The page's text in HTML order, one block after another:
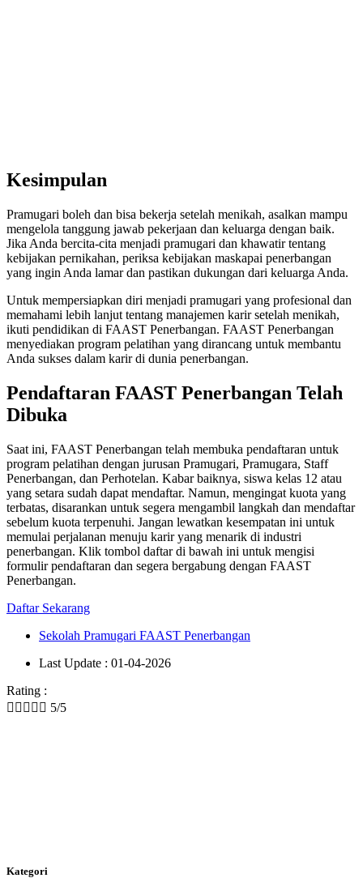
Kesimpulan
Pramugari boleh dan bisa bekerja setelah menikah, asalkan mampu
mengelola tanggung jawab pekerjaan dan keluarga dengan baik.
Jika Anda bercita-cita menjadi pramugari dan khawatir tentang
kebijakan pernikahan, periksa kebijakan maskapai penerbangan
yang ingin Anda lamar dan pastikan dukungan dari keluarga Anda.
Untuk mempersiapkan diri menjadi pramugari yang profesional dan
memahami lebih lanjut tentang manajemen karir setelah menikah,
ikuti pendidikan di FAAST Penerbangan. FAAST Penerbangan
menyediakan program pelatihan yang dirancang untuk membantu
Anda sukses dalam karir di dunia penerbangan.
Pendaftaran FAAST Penerbangan Telah
Dibuka
Saat ini, FAAST Penerbangan telah membuka pendaftaran untuk
program pelatihan dengan jurusan Pramugari, Pramugara, Staff
Penerbangan, dan Perhotelan. Kabar baiknya, siswa kelas 12 atau
yang setara sudah dapat mendaftar. Namun, mengingat kuota yang
terbatas, disarankan untuk segera mengambil langkah dan mendaftar
sebelum kuota terpenuhi. Jangan lewatkan kesempatan ini untuk
memulai perjalanan menuju karir yang menarik di industri
penerbangan. Klik tombol daftar di bawah ini untuk mengisi
formulir pendaftaran dan segera bergabung dengan FAAST
Penerbangan.
Daftar Sekarang
Sekolah Pramugari FAAST Penerbangan
Last Update : 01-04-2026
Rating :
     5/5
Kategori